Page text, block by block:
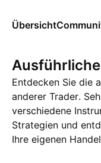
Übersicht
Entdecken Sie die
anderer Trader.
verschiedene
Strategien und
Ihre eigenen